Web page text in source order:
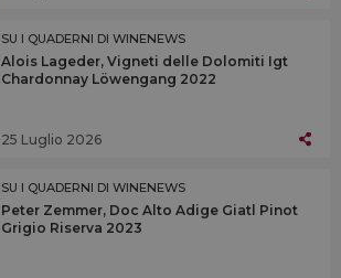
SU I QUADERNI DI WINENEWS
Alois Lageder, Vigneti delle Dolomiti Igt
Chardonnay Löwengang 2022
25 Luglio 2026
SU I QUADERNI DI WINENEWS
Peter Zemmer, Doc Alto Adige Giatl Pinot
Grigio Riserva 2023